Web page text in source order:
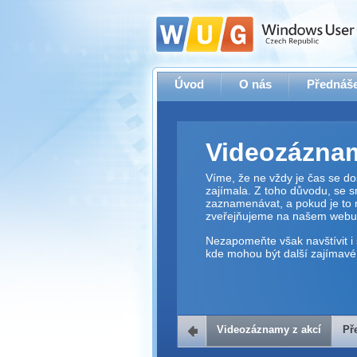
Úvod O nás
Víme, že ne vždy je čas se
zajímala. Z toho důvodu, se
zaznamenávat, a pokud je to
zveřejňujeme na našem webu.
Nezapomeňte však navštívit i
kde mohou být další zajímavé
Přehrávač
Videozáznamy z akcí